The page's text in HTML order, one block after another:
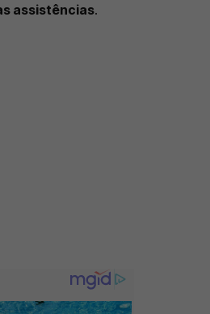
assistências.